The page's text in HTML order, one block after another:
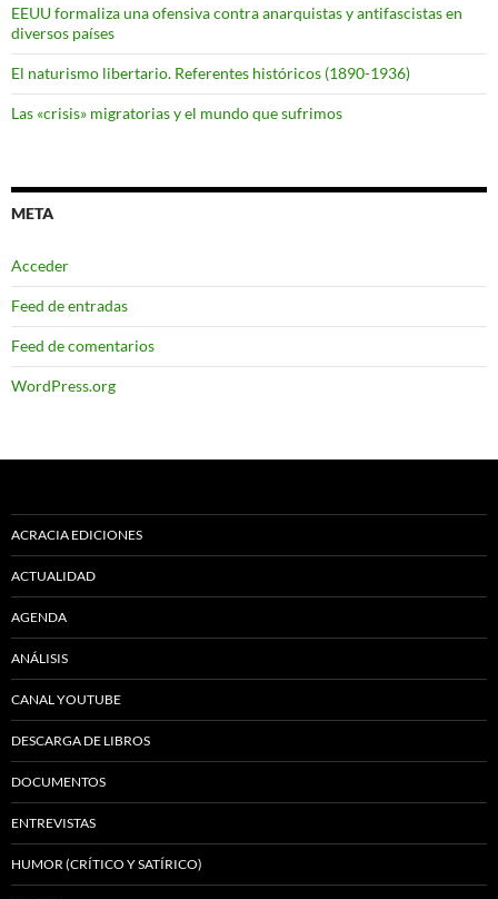
EEUU formaliza una ofensiva contra anarquistas y antifascistas en
diversos países
El naturismo libertario. Referentes históricos (1890-1936)
Las «crisis» migratorias y el mundo que sufrimos
META
Acceder
Feed de entradas
Feed de comentarios
WordPress.org
ACRACIA EDICIONES
ACTUALIDAD
AGENDA
ANÁLISIS
CANAL YOUTUBE
DESCARGA DE LIBROS
DOCUMENTOS
ENTREVISTAS
HUMOR (CRÍTICO Y SATÍRICO)